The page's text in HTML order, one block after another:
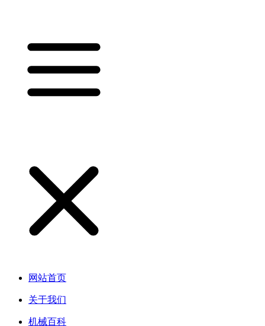
网站首页
关于我们
机械百科